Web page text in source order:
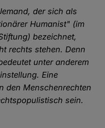
der sich als
Humanist" (im
bezeichnet,
rechts stehen. Denn
unter anderem
Eine
den Menschenrechten
sein.